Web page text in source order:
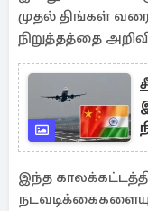
முதல் திங்கள்
நிறுத்தத்தை
இந்த